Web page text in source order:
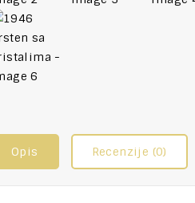
Opis Recenzije (0)